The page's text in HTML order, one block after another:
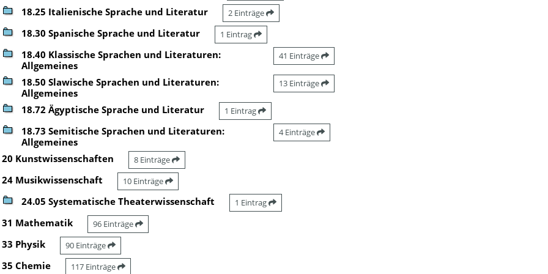
18.25 Italienische Sprache und Literatur 2 Einträge
18.30 Spanische Sprache und Literatur 1 Eintrag
18.40 Klassische Sprachen und Literaturen:
Allgemeines
41 Einträge
18.50 Slawische Sprachen und Literaturen:
Allgemeines
13 Einträge
18.72 Ägyptische Sprache und Literatur 1 Eintrag
18.73 Semitische Sprachen und Literaturen:
Allgemeines
4 Einträge
20 Kunstwissenschaften 8 Einträge
24 Musikwissenschaft 10 Einträge
24.05 Systematische Theaterwissenschaft 1 Eintrag
31 Mathematik 96 Einträge
33 Physik 90 Einträge
35 Chemie 117 Einträge